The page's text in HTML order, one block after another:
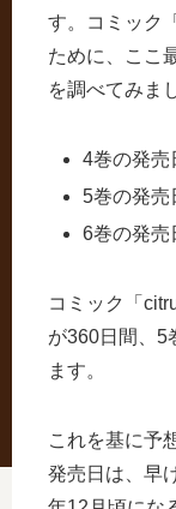
す。コミック
ために、ここ
を調べてみま
4巻の発売
5巻の発売
6巻の発売
コミック「
が360日間、5
ます。
これを基に予
発売日は、早